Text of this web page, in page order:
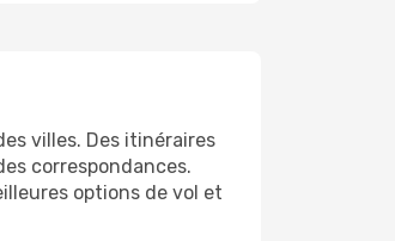
villes. Des itinéraires
correspondances.
options de vol et